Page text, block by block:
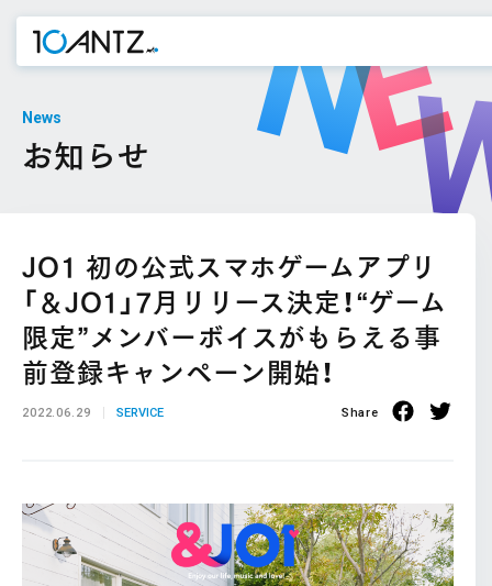
News
お知らせ
JO1 初の公式スマホゲームアプリ
「＆JO1」7月リリース決定！“ゲーム
限定”メンバーボイスがもらえる事
前登録キャンペーン開始！
2022.06.29 SERVICE Share